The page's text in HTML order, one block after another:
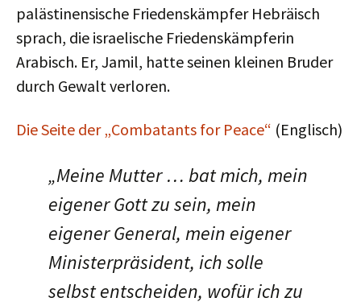
palästinensische Friedens­kämpfer Hebräisch
sprach, die israelische Friedenskämpferin
Arabisch. Er, Jamil, hatte seinen kleinen Bruder
durch Gewalt verloren.
Die Seite der „Combatants for Peace“ (Englisch)
„Meine Mutter … bat mich, mein
eigener Gott zu sein, mein
eigener General, mein eigener
Ministerpräsident, ich solle
selbst entscheiden, wofür ich zu